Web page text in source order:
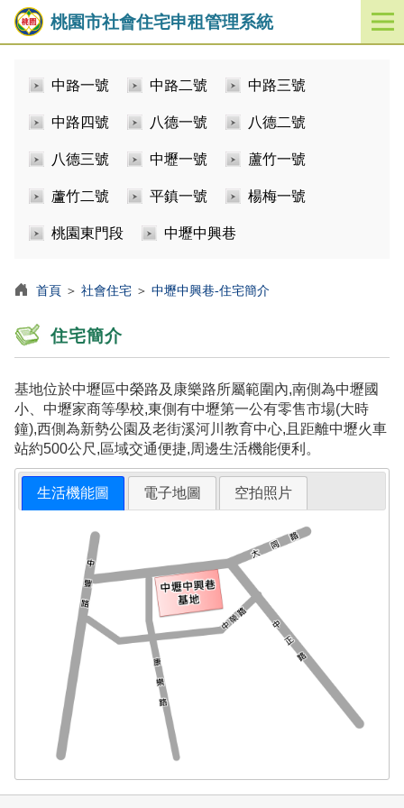
桃園市社會住宅申租管理系統
開
啟
中路一號 中路二號 中路三號
中路四號 八德一號 八德二號
八德三號 中壢一號 蘆竹一號
蘆竹二號 平鎮一號 楊梅一號
桃園東門段 中壢中興巷
首頁 ＞ 社會住宅 ＞ 中壢中興巷-住宅簡介
住宅簡介
基地位於中壢區中榮路及康樂路所屬範圍內,南側為中壢國
小、中壢家商等學校,東側有中壢第一公有零售市場(大時
鐘),西側為新勢公園及老街溪河川教育中心,且距離中壢火車
站約500公尺,區域交通便捷,周邊生活機能便利。
生活機能圖 電子地圖 空拍照片